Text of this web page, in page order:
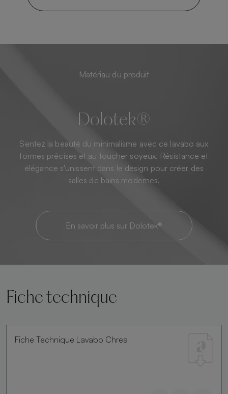
Matériau du produit
Dolotek®
Sentez la beauté du minimalisme avec ce lavabo aux
formes précises et au toucher soyeux. Résistance et
élégance s'unissent dans le design pour créer des
salles de bains modernes.
En savoir plus sur Dolotek®
Fiche technique
Fiche Technique Lavabo Chrea